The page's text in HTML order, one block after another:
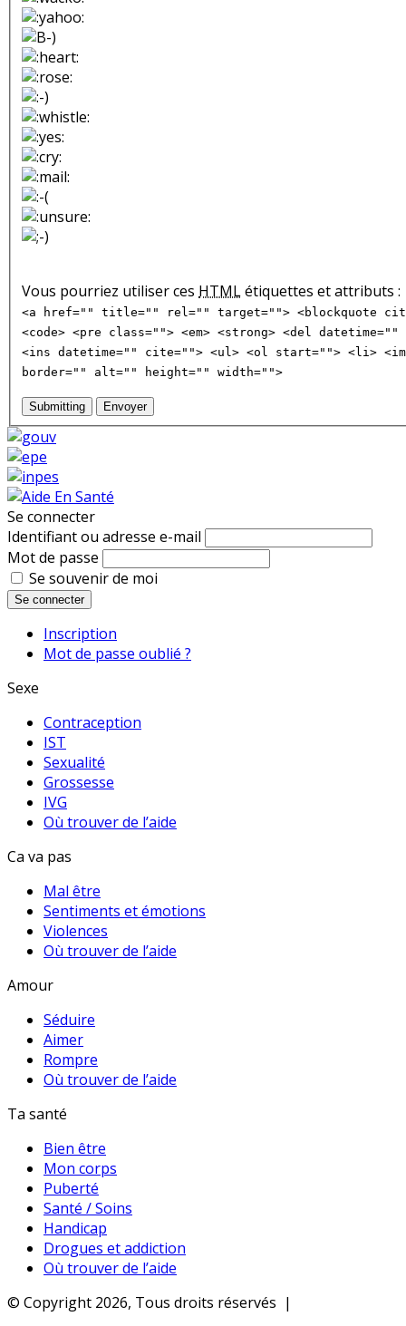
Vous pourriez utiliser ces HTMLétiquettes et attributs :
<a href="" title="" rel="" target=""> <blockquote
<code> <pre class=""> <em> <strong> <del
<ins datetime="" cite=""> <ul> <ol start=""> <li>
border="" alt="" height="" width="">
Submitting Envoyer
Se connecter
Identifiant ou adresse e-mail
Mot de passe
Se souvenir de moi
Se connecter
Inscription
Mot de passe oublié ?
Sexe
Contraception
IST
Sexualité
Grossesse
IVG
Où trouver de l’aide
Ca va pas
Mal être
Sentiments et émotions
Violences
Où trouver de l’aide
Amour
Séduire
Aimer
Rompre
Où trouver de l’aide
Ta santé
Bien être
Mon corps
Puberté
Santé / Soins
Handicap
Drogues et addiction
Où trouver de l’aide
© Copyright 2026, Tous droits réservés |